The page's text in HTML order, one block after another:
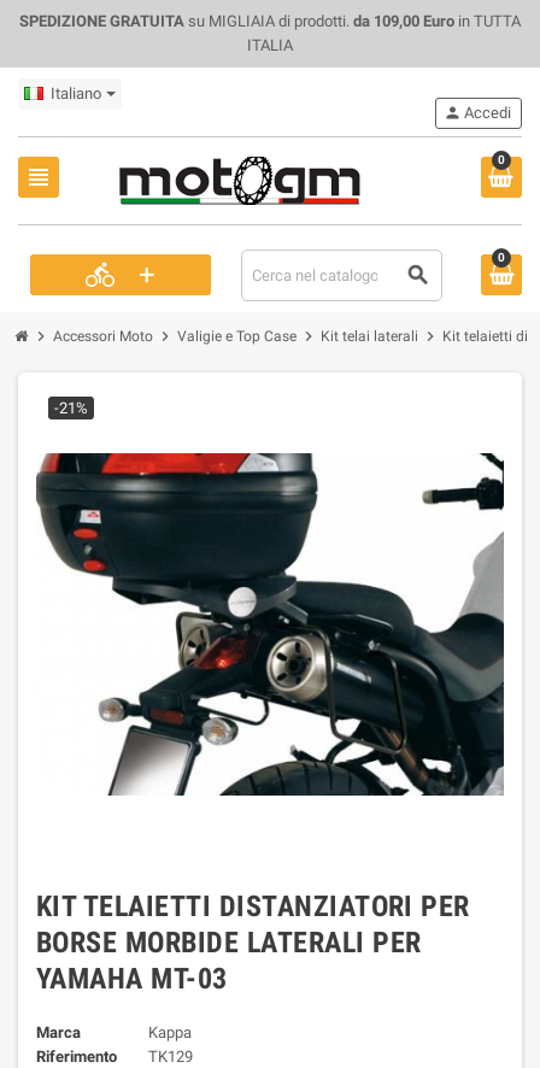
SPEDIZIONE GRATUITA su MIGLIAIA di prodotti. da 109,00 Euro in TUTTA
ITALIA
Italiano
view_headline
0
directions_bike + search
person Accedi
0
chevron_right Accessori Moto chevron_right Valigie e Top Case chevron_right Kit telai laterali chevron_right Kit telaietti
-21%
KIT TELAIETTI DISTANZIATORI PER
BORSE MORBIDE LATERALI PER
YAMAHA MT-03
Marca
Kappa
Riferimento
TK129